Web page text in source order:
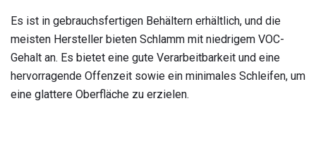
Es ist in gebrauchsfertigen Behältern erhältlich, und die
meisten Hersteller bieten Schlamm mit niedrigem VOC-
Gehalt an. Es bietet eine gute Verarbeitbarkeit und eine
hervorragende Offenzeit sowie ein minimales Schleifen, um
eine glattere Oberfläche zu erzielen.